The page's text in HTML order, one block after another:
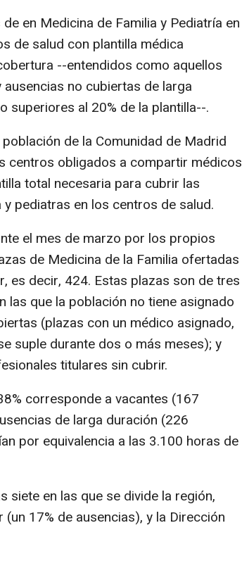
en Medicina de Familia y Pediatría en
de salud con plantilla médica
--entendidos como aquellos
no cubiertas de larga
superiores al 20% de la plantilla--.
de la Comunidad de Madrid
centros obligados a compartir médicos
total necesaria para cubrir las
pediatras en los centros de salud.
el mes de marzo por los propios
de Medicina de la Familia ofertadas
es decir, 424. Estas plazas son de tres
las que la población no tiene asignado
(plazas con un médico asignado,
suple durante dos o más meses); y
titulares sin cubrir.
corresponde a vacantes (167
de larga duración (226
por equivalencia a las 3.100 horas de
siete en las que se divide la región,
17% de ausencias), y la Dirección